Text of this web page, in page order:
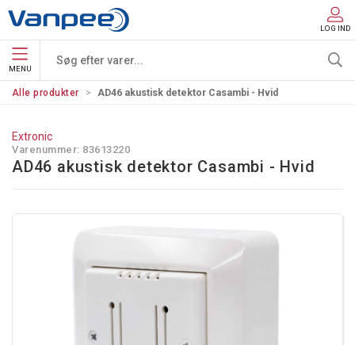
LOG IND
MENU
Alle produkter AD46 akustisk detektor Casambi - Hvid
Extronic
Varenummer: 83613220
AD46 akustisk detektor Casambi - Hvid